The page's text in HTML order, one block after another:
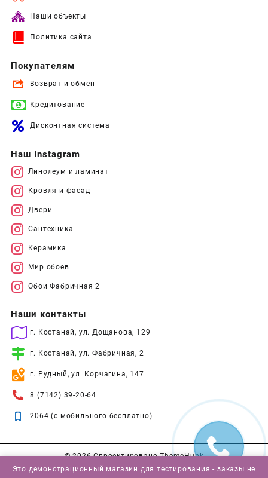
Наши объекты
Политика сайта
Покупателям
Возврат и обмен
Кредитование
Дисконтная система
Наш Instagram
Линолеум и ламинат
Кровля и фасад
Двери
Сантехника
Керамика
Мир обоев
Обои Фабричная 2
Наши контакты
г. Костанай, ул. Дощанова, 129
г. Костанай, ул. Фабричная, 2
г. Рудный, ул. Корчагина, 147
8 (7142) 39-20-64
2064 (с мобильного бесплатно)
© 2026Спроектировано ThemeHunk
Это демонстрационный магазин для тестирования - заказы не